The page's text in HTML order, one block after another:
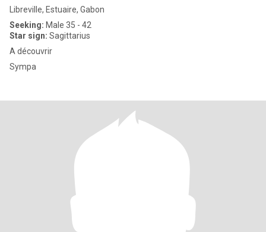
Libreville, Estuaire, Gabon
Seeking: Male 35 - 42
Star sign: Sagittarius
A découvrir
Sympa